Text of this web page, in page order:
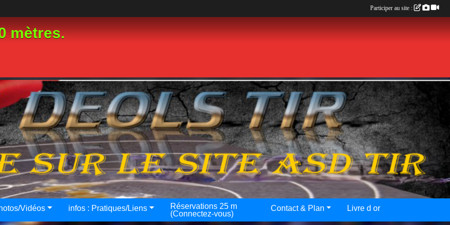
mètres.
Vidéos infos : Pratiques/Liens
Réservations 25 m
(Connectez-vous)
Contact & Plan Livre d or
Participer au site :